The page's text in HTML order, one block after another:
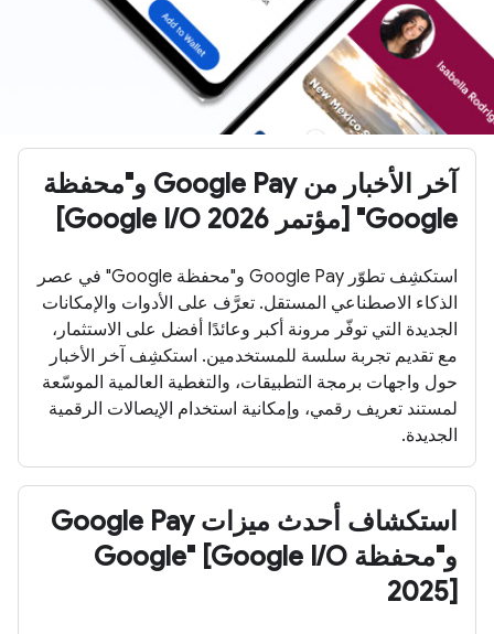
آخر الأخبار من Google Pay و"محفظة
Google" [مؤتمر Google I/O 2026]
استكشِف تطوّر Google Pay و"محفظة Google" في عصر
الذكاء الاصطناعي المستقل. تعرَّف على الأدوات والإمكانات
الجديدة التي توفّر مرونة أكبر وعائدًا أفضل على الاستثمار،
مع تقديم تجربة سلسة للمستخدمين. استكشِف آخر الأخبار
حول واجهات برمجة التطبيقات، والتغطية العالمية الموسّعة
لمستند تعريف رقمي، وإمكانية استخدام الإيصالات الرقمية
الجديدة.
استكشاف أحدث ميزات Google Pay
و"محفظة Google" [Google I/O
2025]